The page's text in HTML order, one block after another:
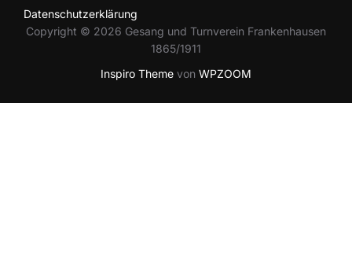
Datenschutzerklärung
Copyright © 2026 Gesang und Turnverein Frankenhausen
1865/1911
Inspiro Theme von WPZOOM